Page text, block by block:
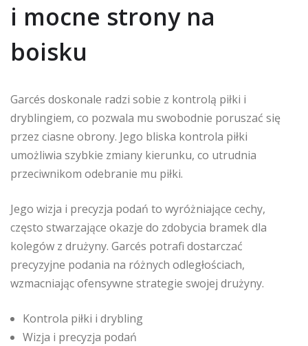
i mocne strony na
boisku
Garcés doskonale radzi sobie z kontrolą piłki i
dryblingiem, co pozwala mu swobodnie poruszać się
przez ciasne obrony. Jego bliska kontrola piłki
umożliwia szybkie zmiany kierunku, co utrudnia
przeciwnikom odebranie mu piłki.
Jego wizja i precyzja podań to wyróżniające cechy,
często stwarzające okazje do zdobycia bramek dla
kolegów z drużyny. Garcés potrafi dostarczać
precyzyjne podania na różnych odległościach,
wzmacniając ofensywne strategie swojej drużyny.
Kontrola piłki i drybling
Wizja i precyzja podań